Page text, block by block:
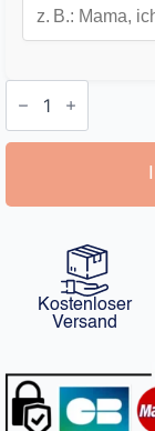
Lampe
mit
Menge
Kostenloser
Versand